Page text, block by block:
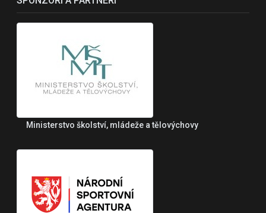
Ministerstvo školství, mládeže a tělovýchovy